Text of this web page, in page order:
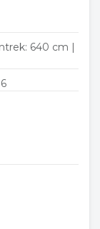
640 cm |